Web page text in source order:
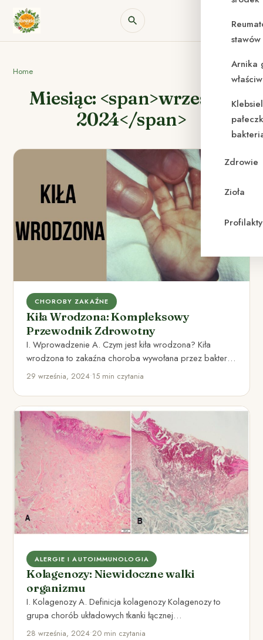
Arnika
Zdrowie
Zioła
Home
Miesiąc: <span>wrzesień
2024</span>
CHOROBY ZAKAŹNE
Kiła Wrodzona: Kompleksowy
Przewodnik Zdrowotny
I. Wprowadzenie A. Czym jest kiła wrodzona? Kiła
wrodzona to zakaźna choroba wywołana przez bakterię
Treponema pallidum przenoszona…
29 września, 2024•15 min czytania
ALERGIE I AUTOIMMUNOLOGIA
Kolagenozy: Niewidoczne walki
organizmu
I. Kolagenozy A. Definicja kolagenozy Kolagenozy to
grupa chorób układowych tkanki łącznej
charakteryzujących się uszkodzeniem kolagenu –
28 września, 2024•20 min czytania